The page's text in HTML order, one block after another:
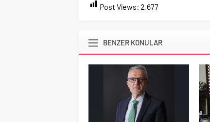
Post Views: 2.677
BENZER KONULAR